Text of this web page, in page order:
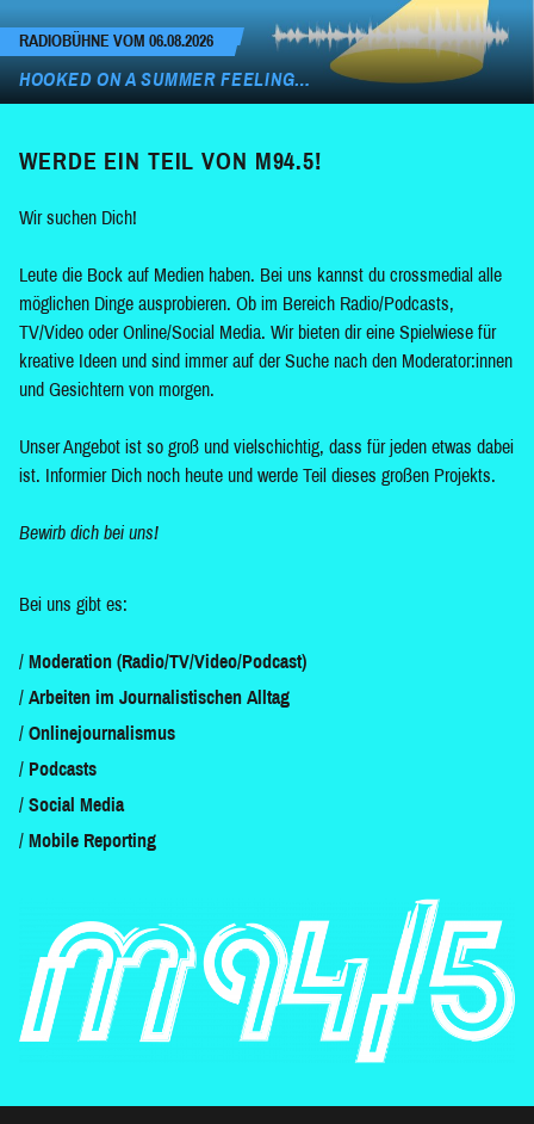
RADIOBÜHNE VOM 06.08.2026
HOOKED ON A SUMMER FEELING…
WERDE EIN TEIL VON M94.5!
Wir suchen Dich!
Leute die Bock auf Medien haben. Bei uns kannst du crossmedial alle
möglichen Dinge ausprobieren. Ob im Bereich Radio/Podcasts,
TV/Video oder Online/Social Media. Wir bieten dir eine Spielwiese für
kreative Ideen und sind immer auf der Suche nach den Moderator:innen
und Gesichtern von morgen.
Unser Angebot ist so groß und vielschichtig, dass für jeden etwas dabei
ist. Informier Dich noch heute und werde Teil dieses großen Projekts.
Bewirb dich bei uns!
Bei uns gibt es:
Moderation (Radio/TV/Video/Podcast)
Arbeiten im Journalistischen Alltag
Onlinejournalismus
Podcasts
Social Media
Mobile Reporting